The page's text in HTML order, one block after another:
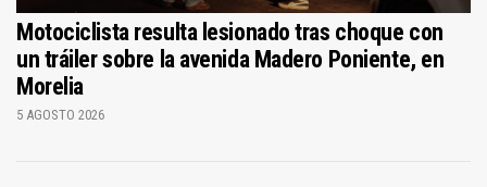
Motociclista resulta lesionado tras choque con
un tráiler sobre la avenida Madero Poniente, en
Morelia
5 AGOSTO 2026